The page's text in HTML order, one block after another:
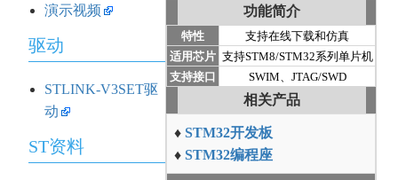
功能简介
特性
支持在线下载和仿真
适用芯片 支持STM8/STM32系列单片机
支持接口
SWIM、JTAG/SWD
相关产品
♦ STM32开发板
♦ STM32编程座
演示视频
驱动
STLINK-V3SET驱
动
ST资料